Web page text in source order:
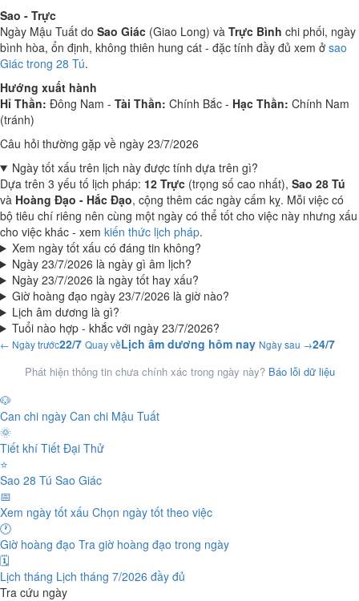
Sao - Trực
Ngày Mậu Tuất do Sao Giác (Giao Long) và Trực Bình chi phối, ngày
bình hòa, ổn định, không thiên hung cát - đặc tính đầy đủ xem ở sao
Giác trong 28 Tú.
Hướng xuất hành
Hỉ Thần: Đông Nam - Tài Thần: Chính Bắc - Hạc Thần: Chính Nam
(tránh)
Câu hỏi thường gặp về ngày 23/7/2026
Ngày tốt xấu trên lịch này được tính dựa trên gì?
Dựa trên 3 yếu tố lịch pháp: 12 Trực (trọng số cao nhất), Sao 28 Tú
và Hoàng Đạo - Hắc Đạo, cộng thêm các ngày cấm kỵ. Mỗi việc có
bộ tiêu chí riêng nên cùng một ngày có thể tốt cho việc này nhưng xấu
cho việc khác - xem kiến thức lịch pháp.
Xem ngày tốt xấu có đáng tin không?
Ngày 23/7/2026 là ngày gì âm lịch?
Ngày 23/7/2026 là ngày tốt hay xấu?
Giờ hoàng đạo ngày 23/7/2026 là giờ nào?
Lịch âm dương là gì?
Tuổi nào hợp - khắc với ngày 23/7/2026?
← Ngày trước22/7 Quay vềLịch âm dương hôm nay Ngày sau →24/7
Phát hiện thông tin chưa chính xác trong ngày này? Báo lỗi dữ liệu
🐶
Can chi ngày Can chi Mậu Tuất
🌞
Tiết khí Tiết Đại Thử
⭐
Sao 28 Tú Sao Giác
📅
Xem ngày tốt xấu Chọn ngày tốt theo việc
🕐
Giờ hoàng đạo Tra giờ hoàng đạo trong ngày
🗓️
Lịch tháng Lịch tháng 7/2026 đầy đủ
Tra cứu ngày